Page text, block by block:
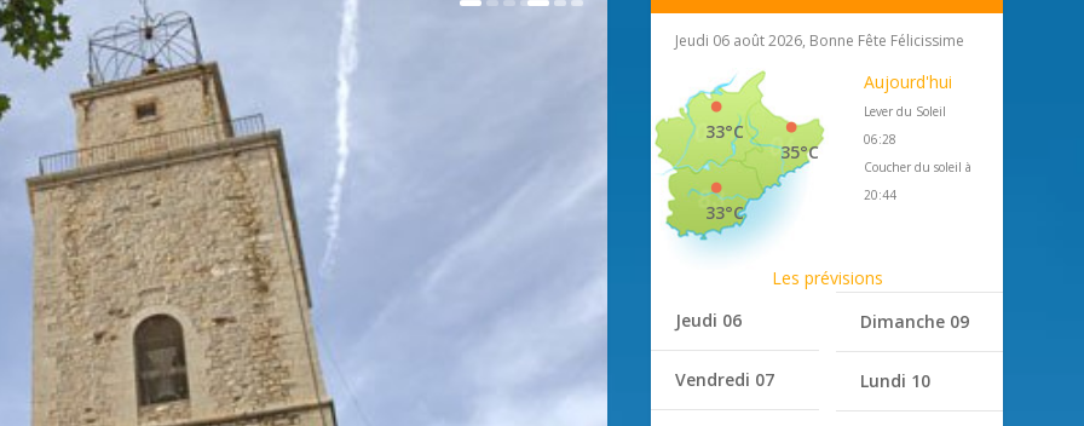
Jeudi 06 août 2026, Bonne Fête Félicissime
35°C
33°C
33°C
Aujourd'hui
Lever du Soleil
06:28
Coucher du soleil à
20:44
Les prévisions
Jeudi 06
Vendredi 07
Dimanche 09
Lundi 10